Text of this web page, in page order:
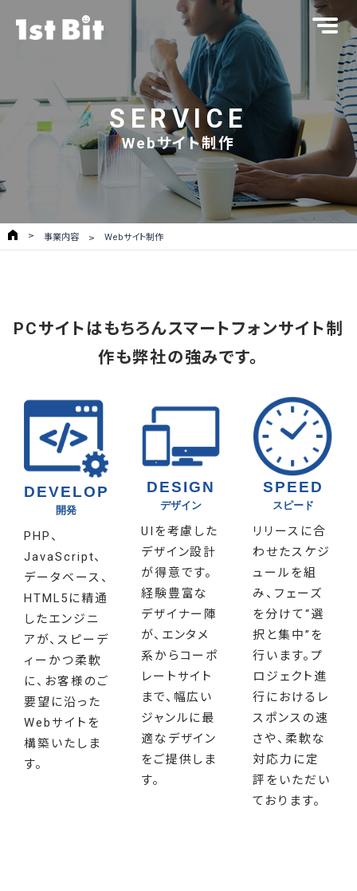
SERVICE
Webサイト制作
事業内容 Webサイト制作
PCサイトはもちろんスマートフォンサイト制
作も弊社の強みです。
DEVELOP
開発
PHP、
JavaScript、
データベース、
HTML5に精通
したエンジニ
アが、スピーデ
ィーかつ柔軟
に、お客様のご
要望に沿った
Webサイトを
構築いたしま
す。
DESIGN
デザイン
UIを考慮した
デザイン設計
が得意です。
経験豊富な
デザイナー陣
が、エンタメ
系からコーポ
レートサイト
まで、幅広い
ジャンルに最
適なデザイン
をご提供しま
す。
SPEED
スピード
リリースに合
わせたスケジ
ュールを組
み、フェーズ
を分けて“選
択と集中”を
行います。プ
ロジェクト進
行におけるレ
スポンスの速
さや、柔軟な
対応力に定
評をいただい
ております。